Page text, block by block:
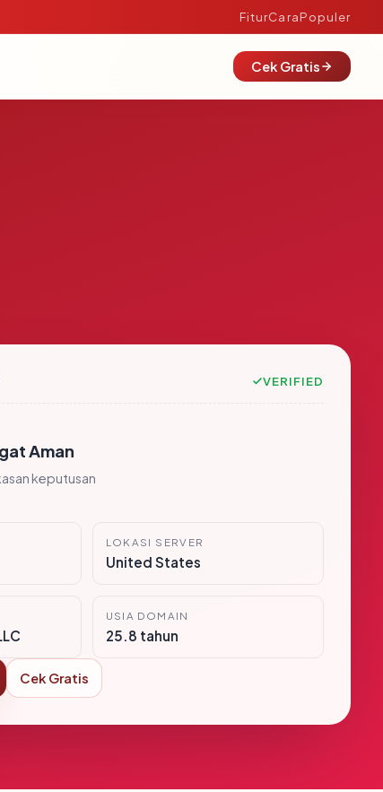
FiturCaraPopuler
Cek Gratis
VERIFIED
Aman
keputusan
LOKASI SERVER
United States
USIA DOMAIN
25.8 tahun
Cek Gratis